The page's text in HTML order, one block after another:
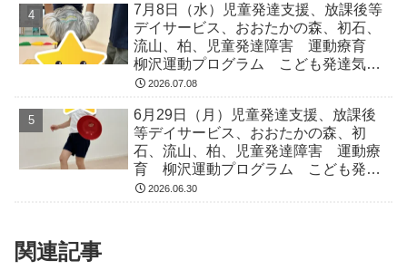
7月8日（水）児童発達支援、放課後等
デイサービス、おおたかの森、初石、
流山、柏、児童発達障害 運動療育
柳沢運動プログラム こども発達気に
なる 発達障害 放デイ 自閉症
2026.07.08
6月29日（月）児童発達支援、放課後
等デイサービス、おおたかの森、初
石、流山、柏、児童発達障害 運動療
育 柳沢運動プログラム こども発達
気になる 発達障害 放デイ 自閉
2026.06.30
関連記事